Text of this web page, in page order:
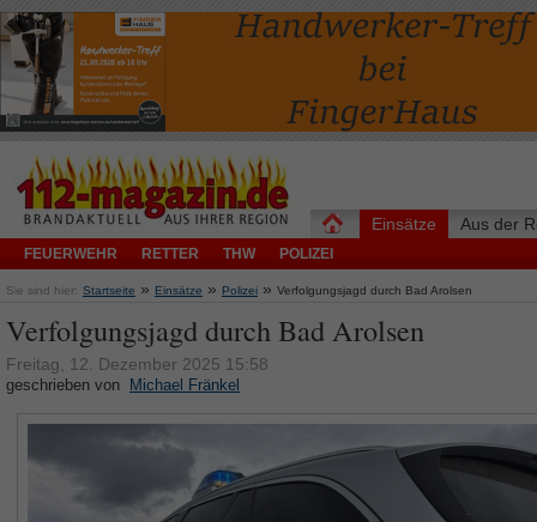
Einsätze
FEUERWEHR RETTER THW POLIZEI
Aus der
Sie sind hier: Startseite » Einsätze » Polizei » Verfolgungsjagd durch Bad Arolsen
Verfolgungsjagd durch Bad Arolsen
Freitag, 12. Dezember 2025 15:58
geschrieben von Michael Fränkel